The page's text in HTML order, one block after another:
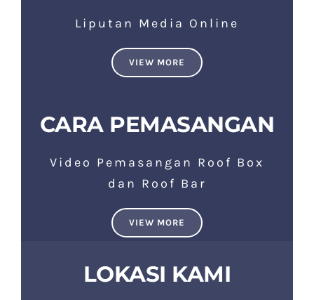
Liputan Media Online
VIEW MORE
CARA PEMASANGAN
Video Pemasangan Roof Box
dan Roof Bar
VIEW MORE
LOKASI KAMI